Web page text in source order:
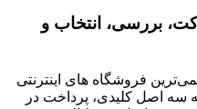
بررسی، انتخاب و
فروشگاه های اینترنتی
به سه اصل کلیدی، پرداخت در